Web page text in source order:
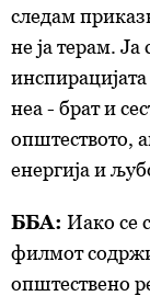
следам
не ја терам.
неа - брат и
општеството,
енергија и
ББА: Иако се
филмот
општествено